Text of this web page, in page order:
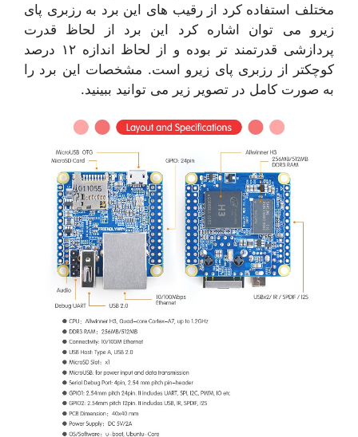
مختلف استفاده کرد از رقیب های این برد به رزبری پای
زیرو می توان اشاره کرد این برد از لحاظ قدرت
پردازشی قدرتمند تر بوده و از لحاظ اندازه ۱۲ درصد
کوچکتر از رزبری پای زیرو است. مشخصات این برد را
به صورت کامل در تصویر زیر می توانید ببینید.